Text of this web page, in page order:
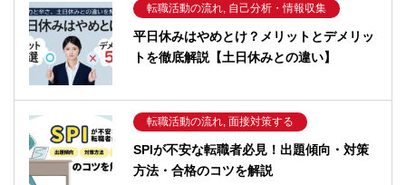
転職活動の流れ, 自己分析・情報収集
平日休みはやめとけ？メリットとデメリッ
トを徹底解説【土日休みとの違い】
転職活動の流れ, 面接対策する
SPIが不安な転職者必見！出題傾向・対策
方法・合格のコツを解説